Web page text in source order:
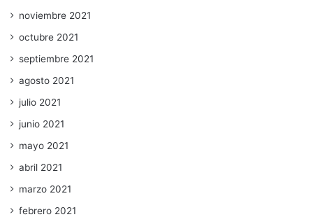
noviembre 2021
octubre 2021
septiembre 2021
agosto 2021
julio 2021
junio 2021
mayo 2021
abril 2021
marzo 2021
febrero 2021